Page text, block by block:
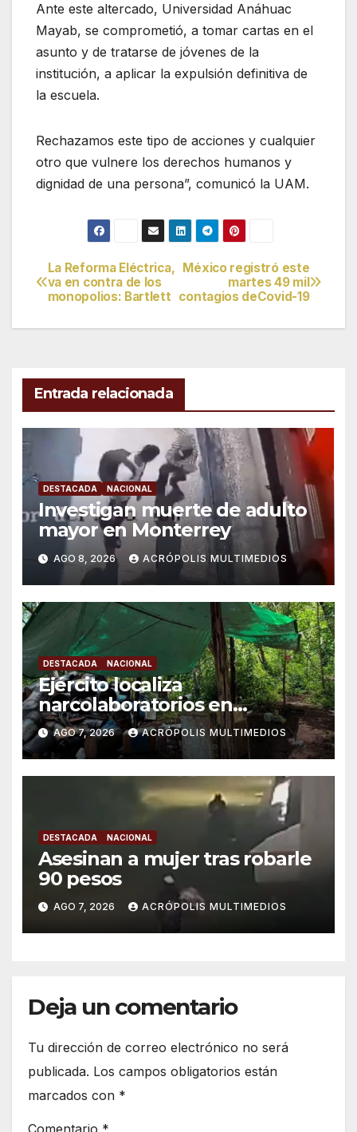
Ante este altercado, Universidad Anáhuac
Mayab, se comprometió, a tomar cartas en el
asunto y de tratarse de jóvenes de la
institución, a aplicar la expulsión definitiva de
la escuela.
Rechazamos este tipo de acciones y cualquier
otro que vulnere los derechos humanos y
dignidad de una persona”, comunicó la UAM.
Navegación
de
México registró este
martes 49 mil
contagios deCovid-19
La Reforma Eléctrica,
va en contra de los
monopolios: Bartlett
Entrada relacionada
DESTACADA NACIONAL
Investigan muerte de adulto
mayor en Monterrey
AGO 8, 2026 ACRÓPOLIS MULTIMEDIOS
DESTACADA NACIONAL
Ejército localiza
narcolaboratorios en
Michoacán
AGO 7, 2026 ACRÓPOLIS MULTIMEDIOS
DESTACADA NACIONAL
Asesinan a mujer tras robarle
90 pesos
AGO 7, 2026 ACRÓPOLIS MULTIMEDIOS
Deja un comentario
Tu dirección de correo electrónico no será
publicada. Los campos obligatorios están
marcados con *